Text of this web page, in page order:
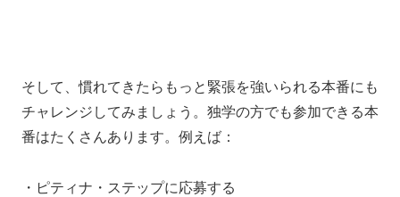
そして、慣れてきたら もっと緊張を強いられる本番にも
チャレンジしてみましょう。 独学の方でも参加できる本
番はたくさんあります。例えば：
・ピティナ・ステップに応募する